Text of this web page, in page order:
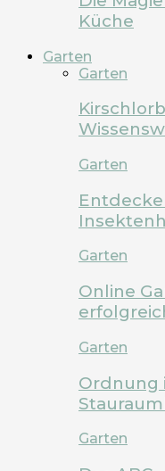
Küche
Garten
Garten
Garten
Garten
Online
Garten
Ordnung
Garten